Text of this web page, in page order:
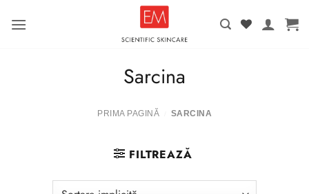
Sarcina
PRIMA PAGINĂ SARCINA
FILTREAZĂ